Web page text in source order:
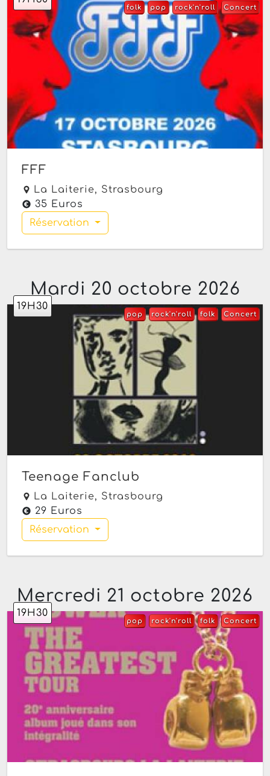
Concert
rock'n'roll
pop
folk
FFF
La Laiterie, Strasbourg
35 Euros
Réservation
Mardi 20 octobre 2026
19H30
Concert
folk
rock'n'roll
pop
Teenage Fanclub
La Laiterie, Strasbourg
29 Euros
Réservation
Mercredi 21 octobre 2026
19H30
Concert
folk
rock'n'roll
pop